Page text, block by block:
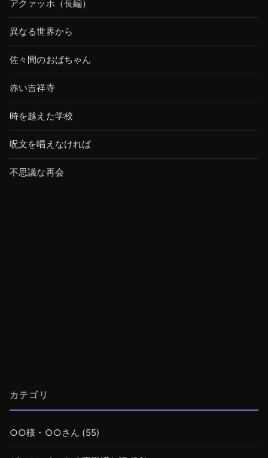
アクァッホ（長編）
異なる世界から
佐々間のおばちゃん
赤い吉祥寺
時を越えた学校
呪文を唱えなければ
不思議な再会
カテゴリ
○○様・○○さん (55)